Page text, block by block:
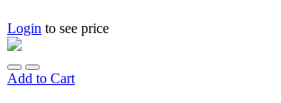
Login to see price
Add to Cart